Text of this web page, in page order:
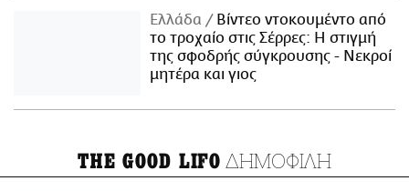
Ελλάδα
Βίντεο ντοκουμέντο από
το τροχαίο στις Σέρρες: Η στιγμή
της σφοδρής σύγκρουσης - Νεκροί
μητέρα και γιος
THE GOOD LIFO ΔΗΜΟΦΙΛΗ